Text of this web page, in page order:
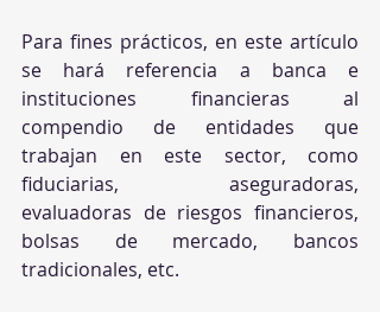
Para fines prácticos, en este artículo
se hará referencia a banca e
instituciones financieras al
compendio de entidades que
trabajan en este sector, como
fiduciarias, aseguradoras,
evaluadoras de riesgos financieros,
bolsas de mercado, bancos
tradicionales, etc.